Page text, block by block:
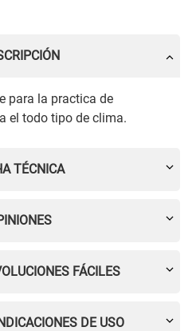
para la practica de
el todo tipo de clima.
TÉCNICA
FÁCILES
DE USO